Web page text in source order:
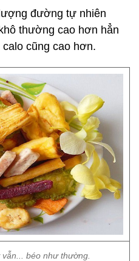
đường tự nhiên
thường cao hơn hẳn
cũng cao hơn.
béo như thường.